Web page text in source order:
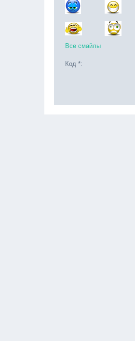
Все смайлы
Код *: